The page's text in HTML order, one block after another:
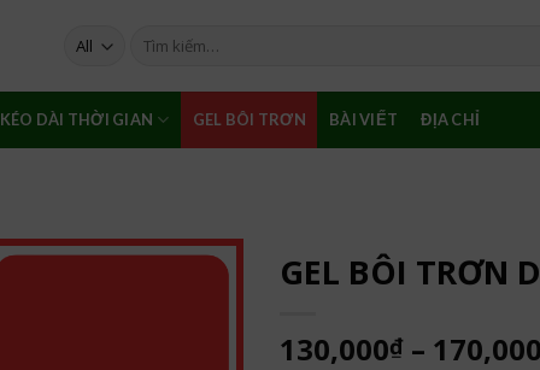
Tìm
KÉO DÀI THỜI GIAN GEL BÔI TRƠN BÀI VIẾT ĐỊA CHỈ
GEL BÔI TRƠN
130,000₫ – 170,000